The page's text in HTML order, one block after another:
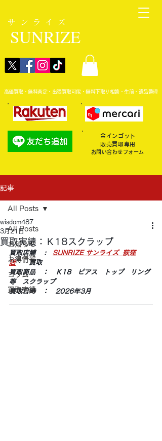
サンライズ
SUNRIZE
高価買取・無料査定・出張買取可能・無料下取り相談・生前・遺品整理
金インゴット
販売買取専用
お問い合わせフォーム
記事
All Posts
お知らせ
お得情報
コラム
買取実績
All Posts
買取実績：Ｋ18スクラップ
wisdom487
3月21日
買取店舗 　: SUNRIZE サンライズ  荻窪
店 買取
買取商品　：　Ｋ18　ピアス　トップ　リング
等　スクラップ
買取日時　：　2026年3月